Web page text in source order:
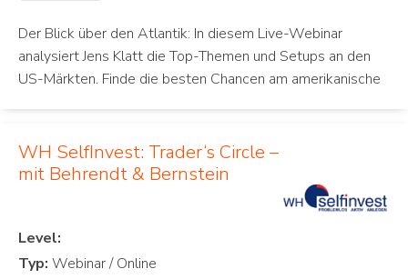
Der Blick über den Atlantik: In diesem Live-Webinar
analysiert Jens Klatt die Top-Themen und Setups an den
US-Märkten. Finde die besten Chancen am amerikanische
WH SelfInvest: Trader‘s Circle –
mit Behrendt & Bernstein
Level:
Typ: